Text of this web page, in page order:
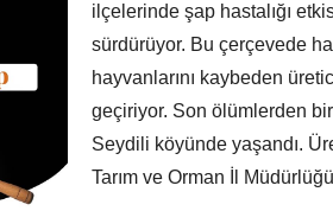
ilçelerinde şap hastalığı
sürdürüyor. Bu çerçevede
hayvanlarını kaybeden
geçiriyor. Son ölümlerden
Seydili köyünde yaşandı.
Tarım ve Orman İl